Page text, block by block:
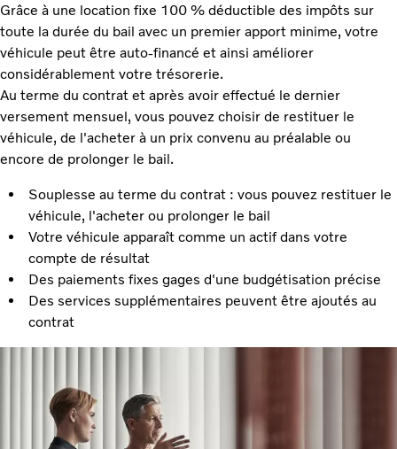
Grâce à une location fixe 100 % déductible des impôts sur
toute la durée du bail avec un premier apport minime, votre
véhicule peut être auto-financé et ainsi améliorer
considérablement votre trésorerie.
Au terme du contrat et après avoir effectué le dernier
versement mensuel, vous pouvez choisir de restituer le
véhicule, de l'acheter à un prix convenu au préalable ou
encore de prolonger le bail.
Souplesse au terme du contrat : vous pouvez restituer le
véhicule, l'acheter ou prolonger le bail
Votre véhicule apparaît comme un actif dans votre
compte de résultat
Des paiements fixes gages d'une budgétisation précise
Des services supplémentaires peuvent être ajoutés au
contrat